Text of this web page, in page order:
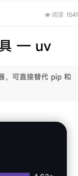
阅读: 1541
具 — uv
，可直接替代 pip 和